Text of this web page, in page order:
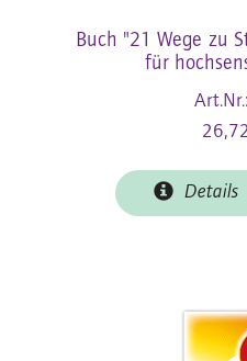
Buch "21 Wege zu
für
Details